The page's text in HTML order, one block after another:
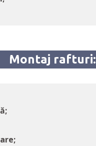
Montaj rafturi: